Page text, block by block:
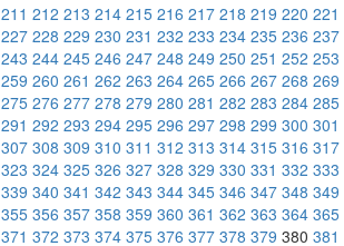
211 212 213 214 215 216 217 218 219 220 221
227 228 229 230 231 232 233 234 235 236 237
243 244 245 246 247 248 249 250 251 252 253
259 260 261 262 263 264 265 266 267 268 269
275 276 277 278 279 280 281 282 283 284 285
291 292 293 294 295 296 297 298 299 300 301
307 308 309 310 311 312 313 314 315 316 317
323 324 325 326 327 328 329 330 331 332 333
339 340 341 342 343 344 345 346 347 348 349
355 356 357 358 359 360 361 362 363 364 365
371 372 373 374 375 376 377 378 379 380 381